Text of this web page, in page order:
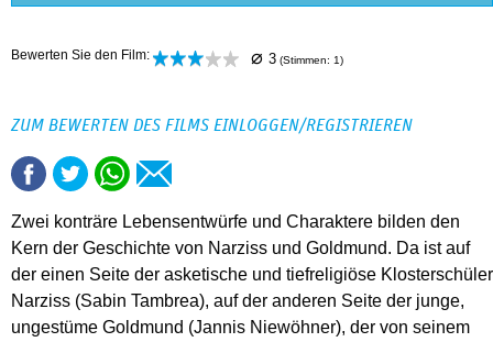
Bewerten Sie den Film: ⌀ 3 (Stimmen: 1)
ZUM BEWERTEN DES FILMS EINLOGGEN/REGISTRIEREN
Zwei konträre Lebensentwürfe und Charaktere bilden den
Kern der Geschichte von Narziss und Goldmund. Da ist auf
der einen Seite der asketische und tiefreligiöse Klosterschüler
Narziss (Sabin Tambrea), auf der anderen Seite der junge,
ungestüme Goldmund (Jannis Niewöhner), der von seinem